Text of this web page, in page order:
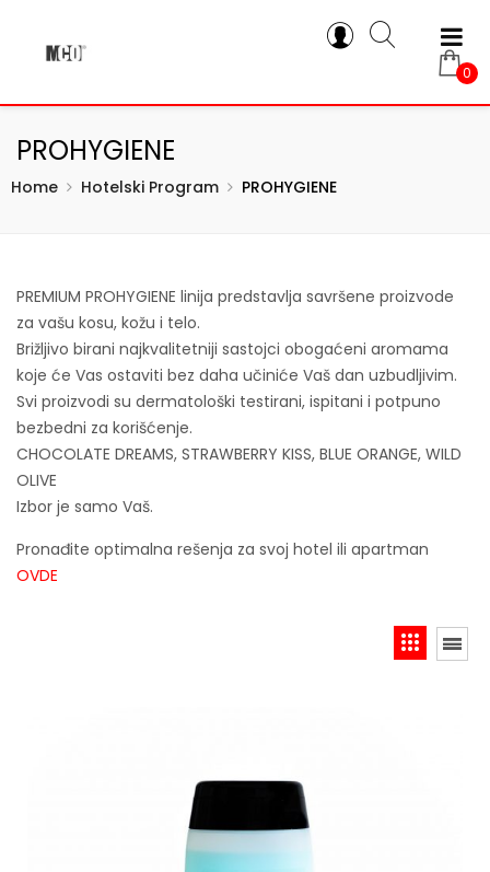
0
PROHYGIENE
Home Hotelski Program PROHYGIENE
PREMIUM PROHYGIENE linija predstavlja savršene proizvode
za vašu kosu, kožu i telo.
Brižljivo birani najkvalitetniji sastojci obogaćeni aromama
koje će Vas ostaviti bez daha učiniće Vaš dan uzbudljivim.
Svi proizvodi su dermatološki testirani, ispitani i potpuno
bezbedni za korišćenje.
CHOCOLATE DREAMS, STRAWBERRY KISS, BLUE ORANGE, WILD
OLIVE
Izbor je samo Vaš.
Pronađite optimalna rešenja za svoj hotel ili apartman
OVDE